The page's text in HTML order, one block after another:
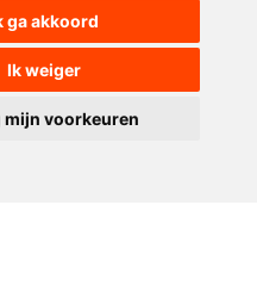
ga akkoord
Ik weiger
voorkeuren
Nederlandstalige muziek